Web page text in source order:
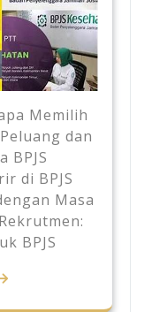
Memilih
dan
BPJS
di BPJS
Masa
BPJS